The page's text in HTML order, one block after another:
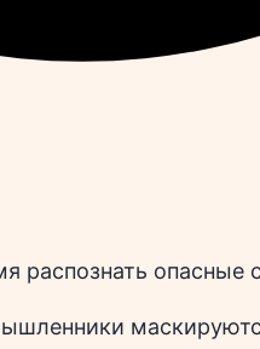
распознать опасные